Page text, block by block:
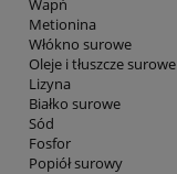
Wapń
Metionina
Włókno surowe
Oleje i tłuszcze surowe
Lizyna
Białko surowe
Sód
Fosfor
Popiół surowy